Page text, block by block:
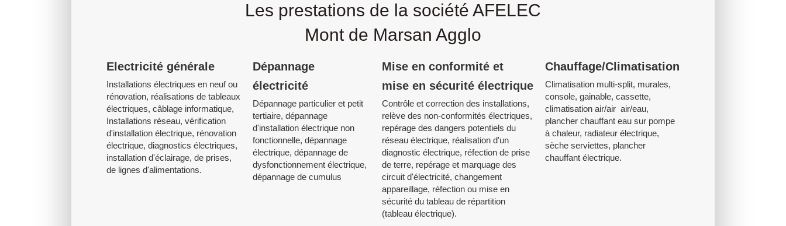
Les prestations de la société AFELEC
Mont de Marsan Agglo
Electricité générale
Installations électriques en neuf ou
rénovation, réalisations de tableaux
électriques, câblage informatique,
Installations réseau, vérification
d'installation électrique, rénovation
électrique, diagnostics électriques,
installation d'éclairage, de prises,
de lignes d'alimentations.
Dépannage
électricité
Dépannage particulier et petit
tertiaire, dépannage
d'installation électrique non
fonctionnelle, dépannage
électrique, dépannage de
dysfonctionnement électrique,
dépannage de cumulus
Mise en conformité et
mise en sécurité électrique
Contrôle et correction des installations,
relève des non-conformités électriques,
repérage des dangers potentiels du
réseau électrique, réalisation d'un
diagnostic électrique, réfection de prise
de terre, repérage et marquage des
circuit d'électricité, changement
appareillage, réfection ou mise en
sécurité du tableau de répartition
(tableau électrique).
Chauffage/Climatisation
Climatisation multi-split, murales,
console, gainable, cassette,
climatisation air/air air/eau,
plancher chauffant eau sur pompe
à chaleur, radiateur électrique,
sèche serviettes, plancher
chauffant électrique.